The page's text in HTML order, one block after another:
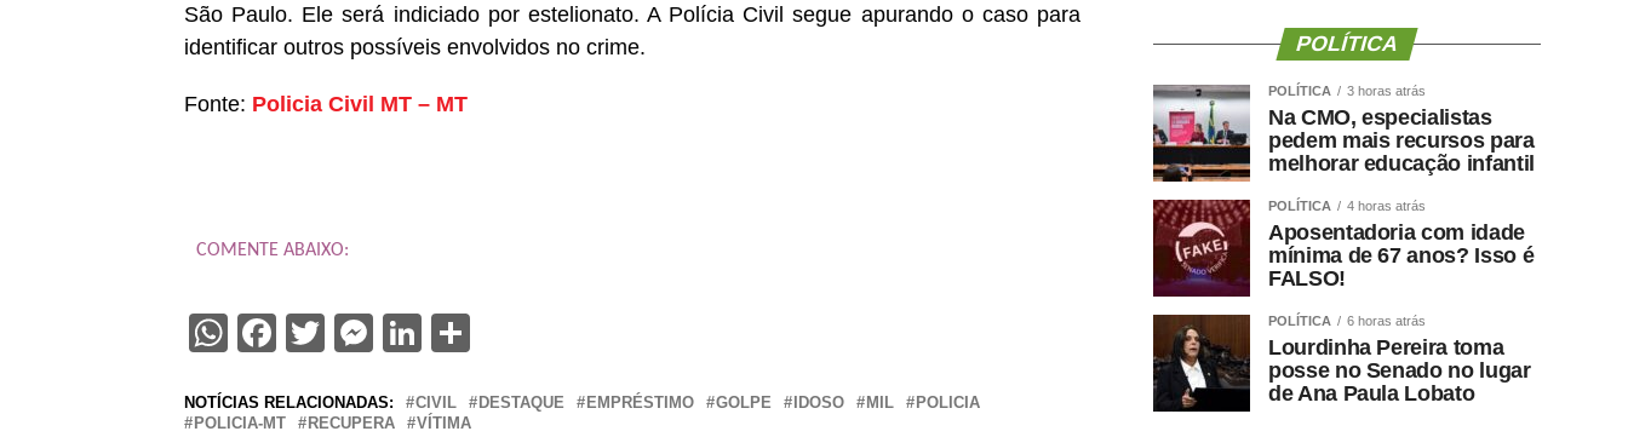
São Paulo. Ele será indiciado por estelionato. A Polícia Civil segue apurando o caso para
identificar outros possíveis envolvidos no crime.
Fonte: Policia Civil MT – MT
COMENTE ABAIXO:
WhatsApp
Facebook
TwitterMessenger
LinkedIn
NOTÍCIAS RELACIONADAS: CIVIL DESTAQUE EMPRÉSTIMO GOLPE IDOSO MIL
POLICIA
POLICIA-MT
RECUPERA VÍTIMA
POLÍTICA
POLÍTICA 3 horas atrás
Na CMO, especialistas
pedem mais recursos para
melhorar educação infantil
POLÍTICA 4 horas atrás
Aposentadoria com idade
mínima de 67 anos? Isso é
FALSO!
POLÍTICA 6 horas atrás
Lourdinha Pereira toma
posse no Senado no lugar
de Ana Paula Lobato